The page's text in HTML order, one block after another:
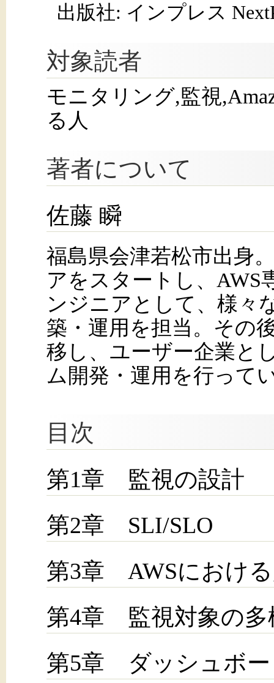
出版社: インプレス
対象読者
モニタリング,監視
る人
著者について
佐藤 瞬
福島県会津若松市出身
アをスタートし、AWS
ンジニアとして、様々
築・運用を担当。その
移し、ユーザー企業と
ム開発・運用を行って
目次
第1章 監視の設計
第2章 SLI/SLO
第3章 AWSにおけ
第4章 監視対象の多
第5章 ダッシュボ